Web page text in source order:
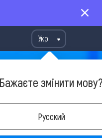
Укр
Бажаєте змінити
Русский
виборі туру